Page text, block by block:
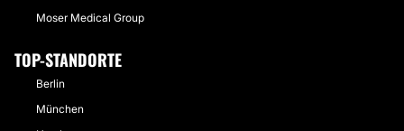
Moser Medical Group
TOP-STANDORTE
Berlin
München